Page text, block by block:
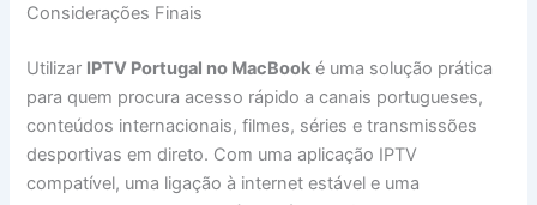
Considerações Finais
Utilizar IPTV Portugal no MacBook é uma solução prática
para quem procura acesso rápido a canais portugueses,
conteúdos internacionais, filmes, séries e transmissões
desportivas em direto. Com uma aplicação IPTV
compatível, uma ligação à internet estável e uma